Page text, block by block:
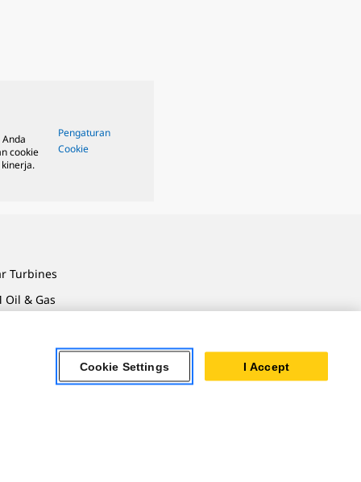
cookie
Pengaturan
Cookie
Turbines
Oil & Gas
Cookie Settings I Accept